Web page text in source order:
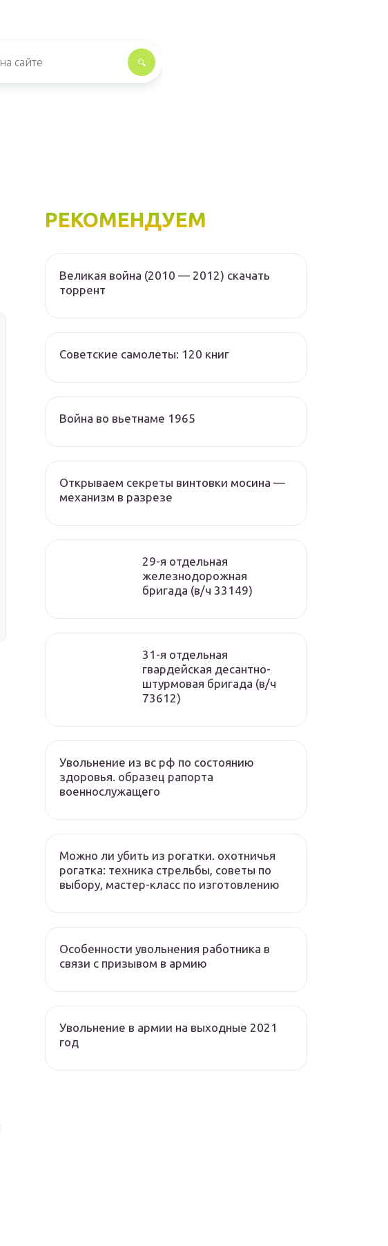
РЕКОМЕНДУЕМ
Великая война (2010 — 2012) скачать
торрент
Советские самолеты: 120 книг
Война во вьетнаме 1965
Открываем секреты винтовки мосина —
механизм в разрезе
29-я отдельная
железнодорожная
бригада (в/ч 33149)
31-я отдельная
гвардейская десантно-
штурмовая бригада (в/ч
73612)
Увольнение из вс рф по состоянию
здоровья. образец рапорта
военнослужащего
Можно ли убить из рогатки. охотничья
рогатка: техника стрельбы, советы по
выбору, мастер-класс по изготовлению
Особенности увольнения работника в
связи с призывом в армию
Увольнение в армии на выходные 2021
год